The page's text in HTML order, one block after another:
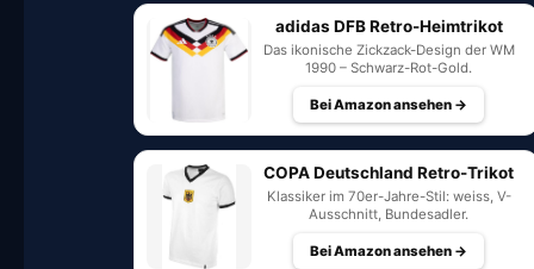
adidas DFB Retro-Heimtrikot
Das ikonische Zickzack-Design der WM
1990 – Schwarz-Rot-Gold.
Bei Amazon ansehen →
COPA Deutschland Retro-Trikot
Klassiker im 70er-Jahre-Stil: weiss, V-
Ausschnitt, Bundesadler.
Bei Amazon ansehen →